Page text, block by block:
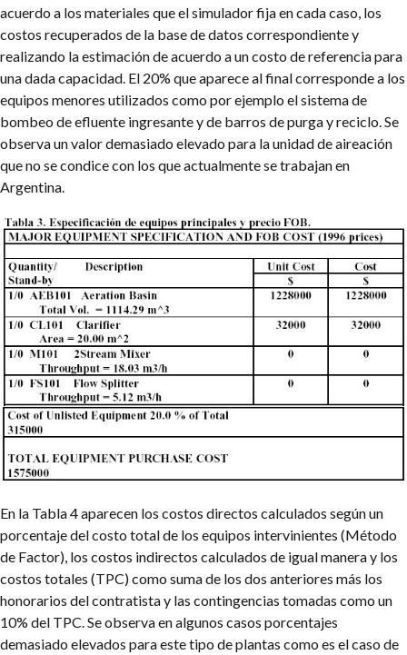
acuerdo a los materiales que el simulador fija en cada caso, los
costos recuperados de la base de datos correspondiente y
realizando la estimación de acuerdo a un costo de referencia para
una dada capacidad. El 20% que aparece al final corresponde a los
equipos menores utilizados como por ejemplo el sistema de
bombeo de efluente ingresante y de barros de purga y reciclo. Se
observa un valor demasiado elevado para la unidad de aireación
que no se condice con los que actualmente se trabajan en
Argentina.
En la Tabla 4 aparecen los costos directos calculados según un
porcentaje del costo total de los equipos intervinientes (Método
de Factor), los costos indirectos calculados de igual manera y los
costos totales (TPC) como suma de los dos anteriores más los
honorarios del contratista y las contingencias tomadas como un
10% del TPC. Se observa en algunos casos porcentajes
demasiado elevados para este tipo de plantas como es el caso de